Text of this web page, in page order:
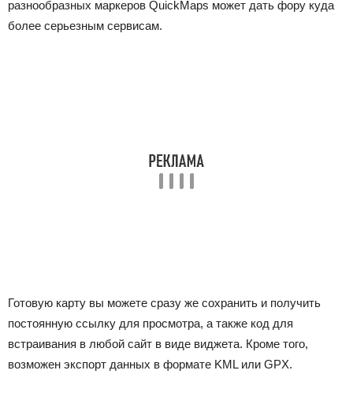
разнообразных маркеров QuickMaps может дать фору куда
более серьезным сервисам.
Готовую карту вы можете сразу же сохранить и получить
постоянную ссылку для просмотра, а также код для
встраивания в любой сайт в виде виджета. Кроме того,
возможен экспорт данных в формате KML или GPX.